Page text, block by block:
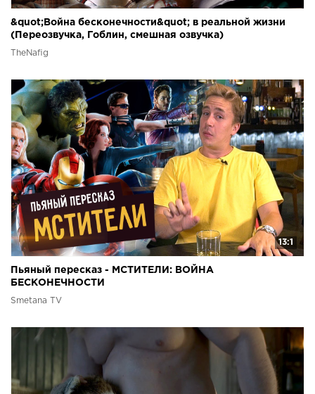
&quot;Война бесконечности&quot; в реальной жизни
(Переозвучка, Гоблин, смешная озвучка)
TheNafig
13:1
Пьяный пересказ - МСТИТЕЛИ: ВОЙНА
БЕСКОНЕЧНОСТИ
Smetana TV